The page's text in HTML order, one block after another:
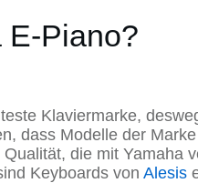
E-Piano?
Klaviermarke,
dass Modelle der
die mit
Keyboards von Alesis